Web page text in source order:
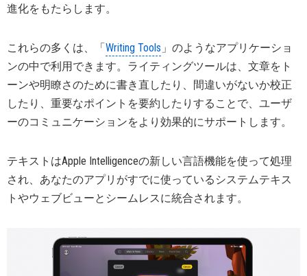
進化をもたらします。
これらの多くは、「 Writing Tools 」のようなアプリケーショ
ンの中で利用できます。ライティングツールは、文章をト
ーンや明瞭さのために書き直したり、間違いがないか校正
したり、重要なポイントを要約したりすることで、ユーザ
ーのコミュニケーションをより効果的にサポートします。
テキストはApple Intelligenceの新しい言語機能を使って処理
され、あなたのアプリがすでに使っているシステムテキス
トやウェブビューとシームレスに統合されます。